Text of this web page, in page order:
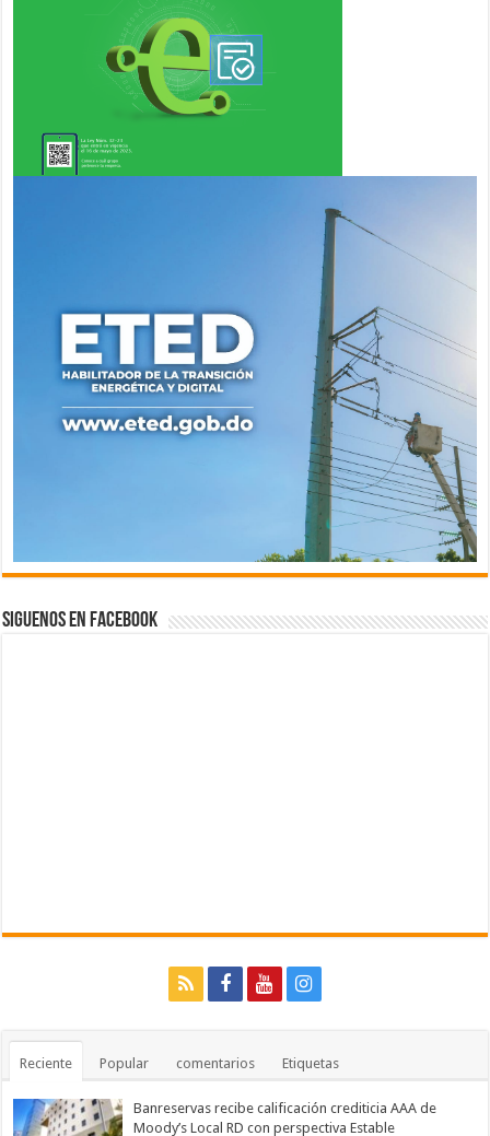
Siguenos en Facebook
Reciente Popular comentarios Etiquetas
Banreservas recibe calificación crediticia AAA de
Moody’s Local RD con perspectiva Estable